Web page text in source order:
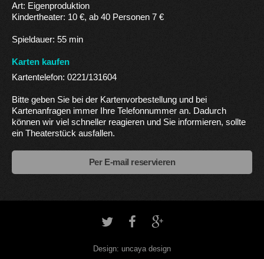
Art: Eigenproduktion
Kindertheater: 10 €, ab 40 Personen 7 €
Spieldauer: 55 min
Karten kaufen
Kartentelefon: 0221/131604
Bitte geben Sie bei der Kartenvorbestellung und bei
Kartenanfragen immer Ihre Telefonnummer an. Dadurch
können wir viel schneller reagieren und Sie informieren, sollte
ein Theaterstück ausfallen.
Per E-mail reservieren
Twitter (öffnet in
Facebook
Google
Design: uncaya design